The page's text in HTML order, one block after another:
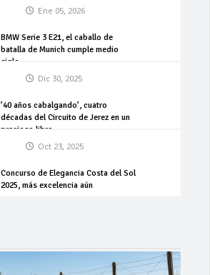
Ene 05, 2026
BMW Serie 3 E21, el caballo de
batalla de Munich cumple medio
siglo
Dic 30, 2025
’40 años cabalgando’, cuatro
décadas del Circuito de Jerez en un
precioso libro
Oct 23, 2025
Concurso de Elegancia Costa del Sol
2025, más excelencia aún